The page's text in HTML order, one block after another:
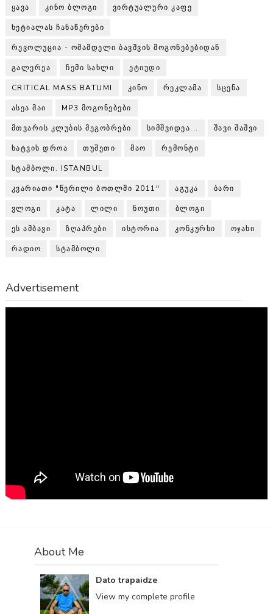
ᲧᲐᲕᲐ ᲙᲘᲜᲝ ᲑᲚᲝᲒᲘ ᲕᲘᲠᲢᲣᲐᲚᲣᲠᲘ ᲙᲐᲤᲔ
ᲮᲔᲢᲘᲐᲚᲐᲡ ᲩᲐᲜᲐᲬᲔᲠᲔᲑᲘ
ᲠᲔᲕᲝᲚᲣᲪᲘᲐ - ᲝᲛᲐᲛᲓᲔᲚᲘ ᲑᲐᲕᲨᲕᲘᲡ ᲛᲝᲒᲝᲜᲔᲑᲔᲑᲘᲓᲐᲜ
ᲒᲐᲚᲔᲠᲔᲐ ᲩᲔᲛᲘ ᲡᲐᲮᲚᲘ ᲔᲢᲘᲣᲓᲘ
CRITICAL MASS BATUMI ᲙᲘᲜᲝ ᲠᲔᲙᲚᲐᲛᲐ ᲡᲪᲔᲜᲐ
ᲐᲡᲔᲐ ᲛᲐᲘ MP3 ᲛᲝᲒᲝᲜᲔᲑᲔᲑᲘ
ᲛᲗᲕᲐᲠᲘᲡ ᲙᲚᲣᲑᲘᲡ ᲛᲔᲒᲝᲑᲠᲔᲑᲘ ᲡᲘᲛᲨᲕᲘᲓᲔᲐ... ᲨᲐᲕᲘ ᲨᲐᲨᲕᲘ
ᲮᲐᲢᲕᲘᲡ ᲓᲠᲝᲐ ᲗᲣᲨᲔᲗᲘ ᲛᲐᲝ ᲠᲔᲛᲝᲜᲢᲘ
ᲡᲢᲐᲛᲑᲝᲚᲘ. ISTANBUL
ᲙᲕᲐᲠᲘᲐᲗᲘ "ᲬᲔᲠᲘᲚᲘ ᲑᲝᲗᲚᲨᲘ 2011" ᲐᲒᲣᲙᲐ ᲑᲐᲠᲘ
ᲕᲚᲝᲒᲘ ᲙᲐᲢᲐ ᲚᲘᲚᲘ ᲜᲝᲣᲗᲘ ᲑᲚᲝᲒᲘ
ᲔᲡ ᲐᲛᲑᲐᲕᲘ ᲖᲦᲐᲞᲠᲔᲑᲘ ᲘᲡᲢᲝᲠᲘᲐ ᲙᲝᲜᲙᲣᲠᲡᲘ ᲝᲯᲐᲮᲘ
ᲠᲐᲓᲘᲝ ᲡᲢᲐᲛᲑᲝᲚᲘ
Advertisement
About Me
Dato trapaidze
View my complete profile